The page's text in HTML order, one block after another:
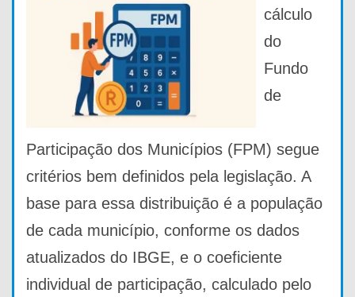
cálculo
do
Fundo
de
Participação dos Municípios (FPM) segue
critérios bem definidos pela legislação. A
base para essa distribuição é a população
de cada município, conforme os dados
atualizados do IBGE, e o coeficiente
individual de participação, calculado pelo